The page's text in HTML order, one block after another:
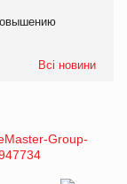
Всі новини